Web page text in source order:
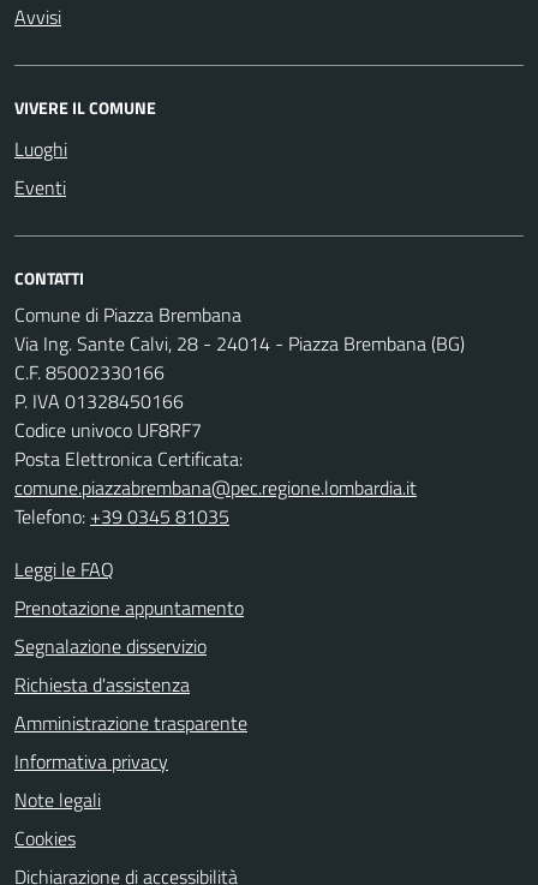
Avvisi
VIVERE IL COMUNE
Luoghi
Eventi
CONTATTI
Comune di Piazza Brembana
Via Ing. Sante Calvi, 28 - 24014 - Piazza Brembana (BG)
C.F. 85002330166
P. IVA 01328450166
Codice univoco UF8RF7
Posta Elettronica Certificata:
comune.piazzabrembana@pec.regione.lombardia.it
Telefono: +39 0345 81035
Leggi le FAQ
Prenotazione appuntamento
Segnalazione disservizio
Richiesta d'assistenza
Amministrazione trasparente
Informativa privacy
Note legali
Cookies
Dichiarazione di accessibilità